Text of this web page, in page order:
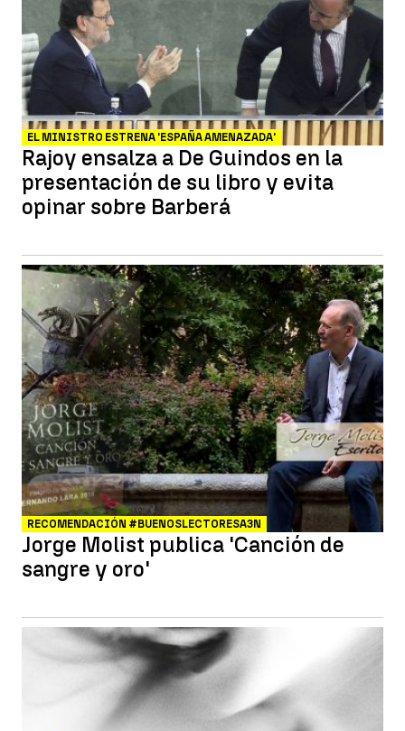
EL MINISTRO ESTRENA 'ESPAÑA AMENAZADA'
Rajoy ensalza a De Guindos en la
presentación de su libro y evita
opinar sobre Barberá
RECOMENDACIÓN #BUENOSLECTORESA3N
Jorge Molist publica 'Canción de
sangre y oro'